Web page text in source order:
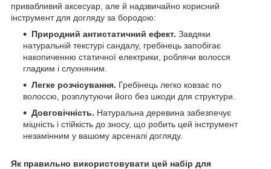
привабливий аксесуар, але й надзвичайно корисний
інструмент для догляду за бородою:
Природний антистатичний ефект. Завдяки
натуральній текстурі сандалу, гребінець запобігає
накопиченню статичної електрики, роблячи волосся
гладким і слухняним.
Легке розчісування. Гребінець легко ковзає по
волоссю, розплутуючи його без шкоди для структури.
Довговічність. Натуральна деревина забезпечує
міцність і стійкість до зносу, що робить цей інструмент
незамінним у вашому арсеналі догляду.
Як правильно використовувати цей набір для